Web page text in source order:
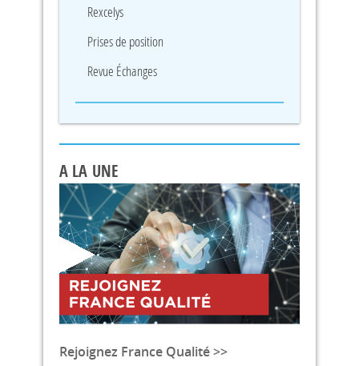
Rexcelys
Prises de position
Revue Échanges
A LA UNE
Rejoignez France Qualité >>